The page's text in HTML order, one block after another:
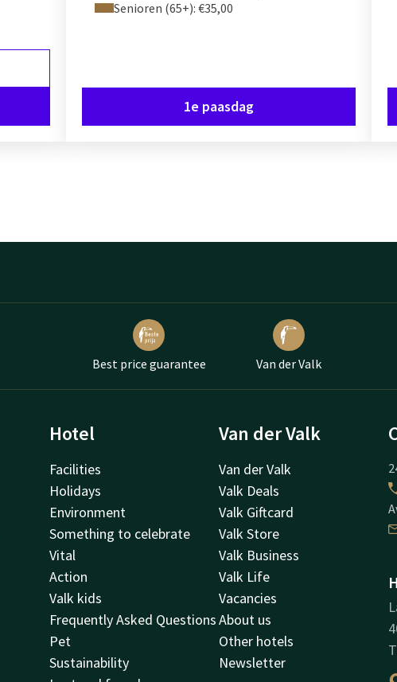
Senioren (65+): €35,00
1e paasdag
Best price guarantee Van der Valk
Hotel
Facilities
Holidays
Environment
Something to celebrate
Vital
Action
Valk kids
Frequently Asked Questions
Pet
Sustainability
Van der Valk
Van der Valk
Valk Deals
Valk Giftcard
Valk Store
Valk Business
Valk Life
Vacancies
About us
Other hotels
Newsletter